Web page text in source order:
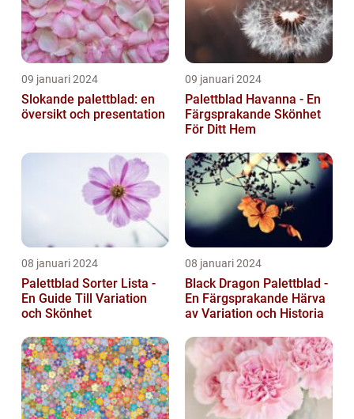
09 januari 2024
Slokande palettblad: en
översikt och presentation
09 januari 2024
Palettblad Havanna - En
Färgsprakande Skönhet
För Ditt Hem
08 januari 2024
Palettblad Sorter Lista -
En Guide Till Variation
och Skönhet
08 januari 2024
Black Dragon Palettblad -
En Färgsprakande Härva
av Variation och Historia